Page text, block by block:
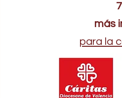
más
para la